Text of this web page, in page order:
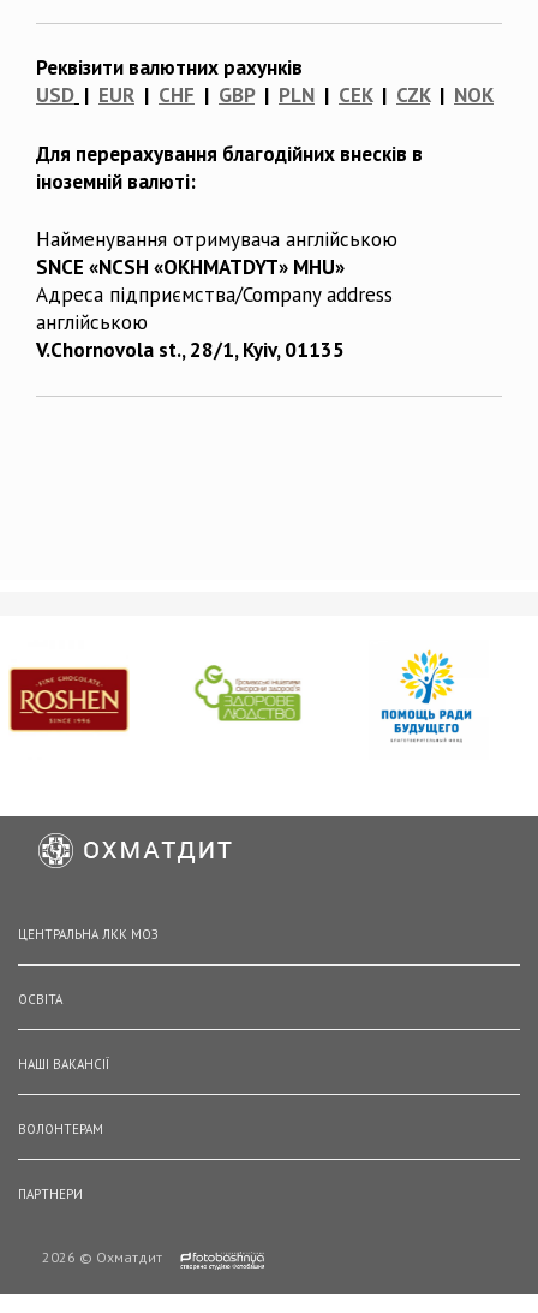
Реквізити валютних рахунків
USD | EUR | CHF | GBP| PLN | CEK| CZK| NOK
Для перерахування благодійних внесків в
іноземній валюті:
Найменування отримувача англійською
SNCE «NCSH «OKHMATDYT» MHU»
Адреса підприємства/Company address
англійською
V.Chornovola st., 28/1, Kyiv, 01135
ЦЕНТРАЛЬНА ЛКК МОЗ
ОСВІТА
НАШІ ВАКАНСІЇ
ВОЛОНТЕРАМ
ПАРТНЕРИ
2026 © Охматдит